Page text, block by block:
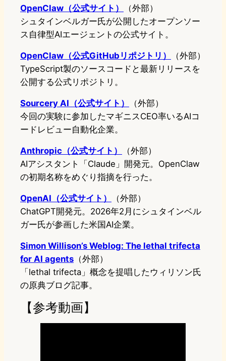
OpenClaw（公式サイト）
（外部）
シュタインベルガー氏が公開したオープンソー
ス自律型AIエージェントの公式サイト。
OpenClaw（公式GitHubリポジトリ）
（外部）
TypeScript製のソースコードと最新リリースを
公開する公式リポジトリ。
Sourcery AI（公式サイト）
（外部）
今回の実験に参加したマギニスCEO率いるAIコ
ードレビュー自動化企業。
Anthropic（公式サイト）
（外部）
AIアシスタント「Claude」開発元。OpenClaw
の初期名称をめぐり指摘を行った。
OpenAI（公式サイト）
（外部）
ChatGPT開発元。2026年2月にシュタインベル
ガー氏が参画した米国AI企業。
Simon Willison’s Weblog: The lethal trifecta
for AI agents （外部）
「lethal trifecta」概念を提唱したウィリソン氏
の原典ブログ記事。
【参考動画】